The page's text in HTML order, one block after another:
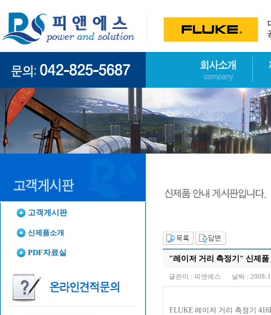
고객게시판
신제품소개
PDF자료실
"레이저 거리 측정기" 신제품
글쓴이 : 피앤에스 날짜 : 2008-
FLUKE 레이저 거리 측정기